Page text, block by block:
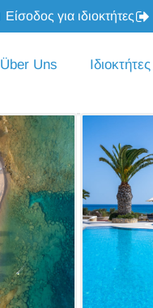
Είσοδος για ιδιοκτήτες
Über Uns Ιδιοκτήτες